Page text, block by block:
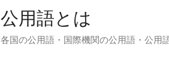
公用語とは
各国の公用語・国際機関の公用語・公用